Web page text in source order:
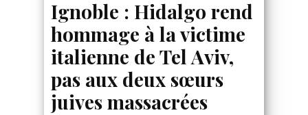
Ignoble : Hidalgo rend
hommage à la victime
italienne de Tel Aviv,
pas aux deux sœurs
juives massacrées